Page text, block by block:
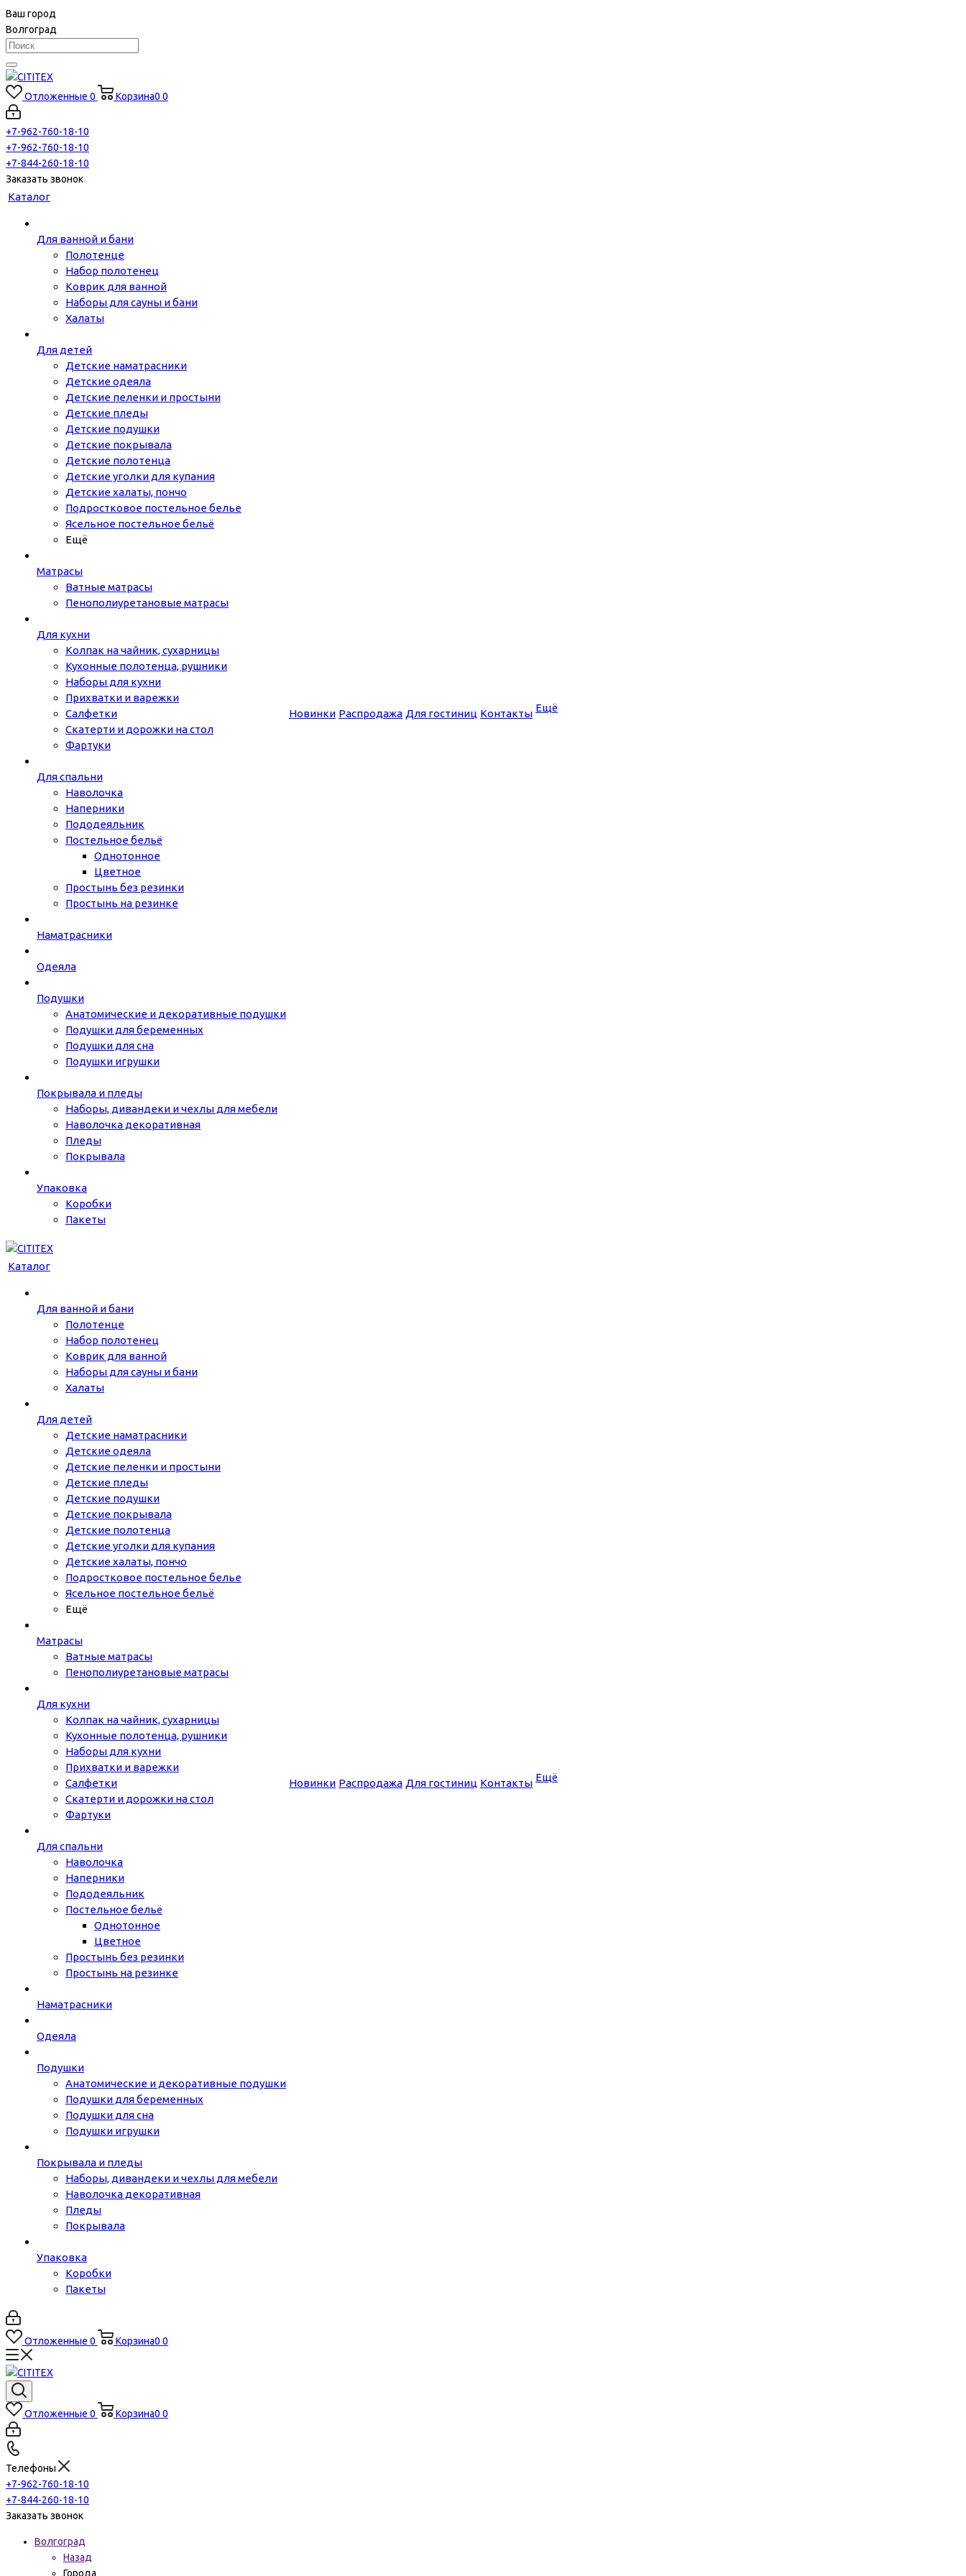
Ваш город
Волгоград
Отложенные 0 Корзина0 0
+7-962-760-18-10
+7-962-760-18-10
+7-844-260-18-10
Заказать звонок
Каталог
Для ванной и бани
Полотенце
Набор полотенец
Коврик для ванной
Наборы для сауны и бани
Халаты
Для детей
Детские наматрасники
Детские одеяла
Детские пеленки и простыни
Детские пледы
Детские подушки
Детские покрывала
Детские полотенца
Детские уголки для купания
Детские халаты, пончо
Подростковое постельное белье
Ясельное постельное бельё
Ещё
Матрасы
Ватные матрасы
Пенополиуретановые матрасы
Для кухни
Колпак на чайник, сухарницы
Кухонные полотенца, рушники
Наборы для кухни
Прихватки и варежки
Салфетки
Скатерти и дорожки на стол
Фартуки
Для спальни
Наволочка
Наперники
Пододеяльник
Постельное бельё
Однотонное
Цветное
Простынь без резинки
Простынь на резинке
Наматрасники
Одеяла
Подушки
Анатомические и декоративные подушки
Подушки для беременных
Подушки для сна
Подушки игрушки
Покрывала и пледы
Наборы, дивандеки и чехлы для мебели
Наволочка декоративная
Пледы
Покрывала
Упаковка
Коробки
Пакеты
Новинки Распродажа Для гостиниц Контакты Ещё
Каталог
Для ванной и бани
Полотенце
Набор полотенец
Коврик для ванной
Наборы для сауны и бани
Халаты
Для детей
Детские наматрасники
Детские одеяла
Детские пеленки и простыни
Детские пледы
Детские подушки
Детские покрывала
Детские полотенца
Детские уголки для купания
Детские халаты, пончо
Подростковое постельное белье
Ясельное постельное бельё
Ещё
Матрасы
Ватные матрасы
Пенополиуретановые матрасы
Для кухни
Колпак на чайник, сухарницы
Кухонные полотенца, рушники
Наборы для кухни
Прихватки и варежки
Салфетки
Скатерти и дорожки на стол
Фартуки
Для спальни
Наволочка
Наперники
Пододеяльник
Постельное бельё
Однотонное
Цветное
Простынь без резинки
Простынь на резинке
Наматрасники
Одеяла
Подушки
Анатомические и декоративные подушки
Подушки для беременных
Подушки для сна
Подушки игрушки
Покрывала и пледы
Наборы, дивандеки и чехлы для мебели
Наволочка декоративная
Пледы
Покрывала
Упаковка
Коробки
Пакеты
Новинки Распродажа Для гостиниц Контакты Ещё
Отложенные 0 Корзина0 0
Отложенные 0 Корзина0 0
Телефоны
+7-962-760-18-10
+7-844-260-18-10
Заказать звонок
Волгоград
Назад
Города